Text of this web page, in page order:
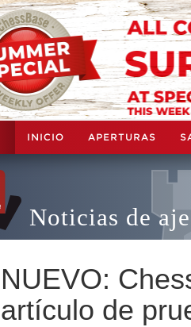
INICIO APERTURAS
Noticias de
NUEVO:
artículo de